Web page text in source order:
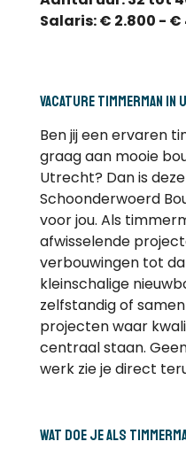
Salaris: € 2.800 -
Vacature timmerman
Ben jij een ervaren
graag aan mooie
Utrecht? Dan is
Schoonderwoerd
voor jou. Als
afwisselende
verbouwingen tot
kleinschalige
zelfstandig of
projecten waar
centraal staan.
werk zie je direct
Wat doe je als